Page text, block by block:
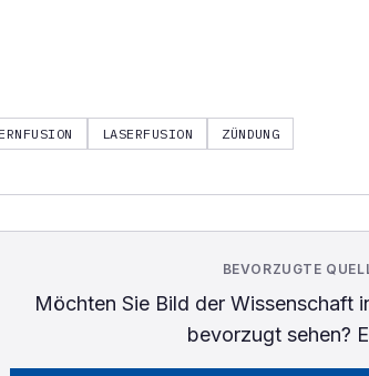
LASERFUSION ZÜNDUNG
BEVORZUGTE
Möchten Sie Bild der Wissenschaft
bevorzugt sehen?